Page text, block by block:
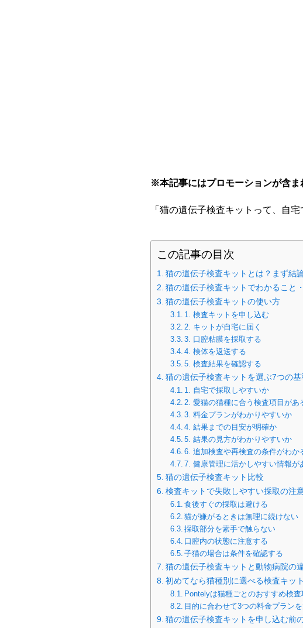
※本記事にはプロモーションが含ま
「猫の遺伝子検査キットって、自宅
この記事の目次
猫の遺伝子検査キットとは？まず結
猫の遺伝子検査キットでわかること
猫の遺伝子検査キットの使い方
1. 検査キットを申し込む
2. キットが自宅に届く
3. 口腔粘膜を採取する
4. 検体を返送する
5. 検査結果を確認する
猫の遺伝子検査キットを選ぶ7つの基
1. 自宅で採取しやすいか
2. 愛猫の猫種に合う検査項目があ
3. 料金プランがわかりやすいか
4. 結果までの目安が明確か
5. 結果の見方がわかりやすいか
6. 追加検査や再検査の条件がわか
7. 健康管理に活かしやすい情報が
猫の遺伝子検査キット比較
検査キットで失敗しやすい採取の注
食後すぐの採取は避ける
猫が嫌がるときは無理に続けない
採取部分を素手で触らない
口腔内の状態に注意する
子猫の場合は条件を確認する
猫の遺伝子検査キットと動物病院の
初めてなら猫種別に選べる検査キッ
Pontelyは猫種ごとのおすすめ検
目的に合わせて3つの料金プラン
猫の遺伝子検査キットを申し込む前